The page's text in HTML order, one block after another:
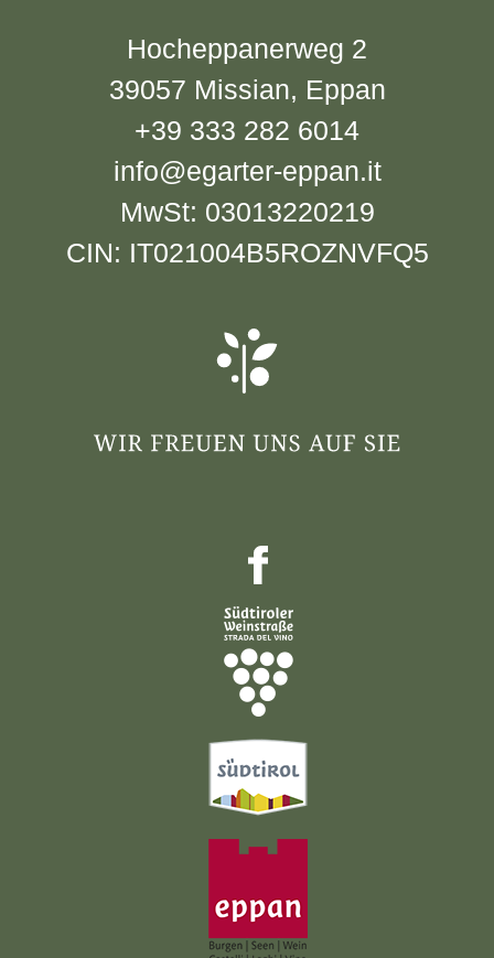
Hocheppanerweg 2
39057 Missian, Eppan
+39 333 282 6014
info@egarter-eppan.it
MwSt: 03013220219
CIN: IT021004B5ROZNVFQ5